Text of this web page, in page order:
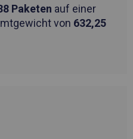
Paketen auf einer
von 632,25